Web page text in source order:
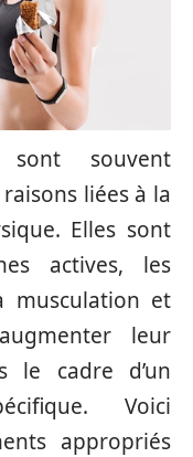
souvent
liées à la
Elles sont
actives, les
musculation et
leur
le cadre d’un
Voici
appropriés